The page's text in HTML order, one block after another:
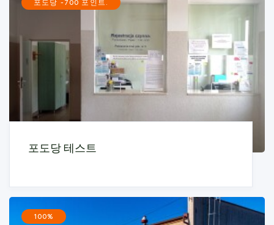
포도당 -700 포인트.
포도당 테스트
100%